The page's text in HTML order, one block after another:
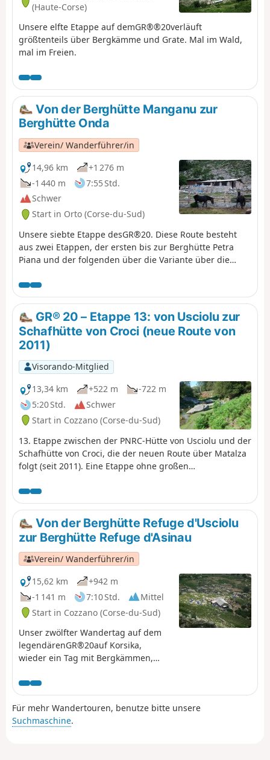
(Haute-Corse)
Unsere elfte Etappe auf demGR®®20verläuft
größtenteils über Bergkämme und Grate. Mal im Wald,
mal im Freien.
Von der Berghütte Manganu zur
Berghütte Onda
Verein/ Wanderführer/in
14,96 km
+1 276 m
-1 440 m
7:55 Std.
Schwer
Start in Orto (Corse-du-Sud)
Unsere siebte Etappe desGR®20. Diese Route besteht
aus zwei Etappen, der ersten bis zur Berghütte Petra
Piana und der folgenden über die Variante über die
GR® 20 – Etappe 13: von Usciolu zur
Schafhütte von Croci (neue Route von
2011)
Visorando-Mitglied
13,34 km
+522 m
-722 m
5:20 Std.
Schwer
Start in Cozzano (Corse-du-Sud)
13. Etappe zwischen der PNRC-Hütte von Usciolu und der
Schafhütte von Croci, die der neuen Route über Matalza
folgt (seit 2011). Eine Etappe ohne großen
sollte. Der Beginn auf dem Grat ist etwas technisch bis
zur Punta di a Scaddatta. Dann folgt ein Abstieg durch
den Wald, Querungen durch Farnfelder vor einem
anstrengenden Aufstieg, teilweise auf einem Weg, bis
zur Schafhütte von Croci auf dem Plateau von Coscione.
Von der Berghütte Refuge d'Usciolu
zur Berghütte Refuge d'Asinau
Verein/ Wanderführer/in
15,62 km
+942 m
-1 141 m
7:10 Std.
Mittel
Start in Cozzano (Corse-du-Sud)
Unser zwölfter Wandertag auf dem
legendärenGR®20auf Korsika,
wieder ein Tag mit Bergkämmen,
einem Plateau und damit eine große
Veränderung der Landschaft.
Für mehr Wandertouren, benutze bitte unsere
Suchmaschine.